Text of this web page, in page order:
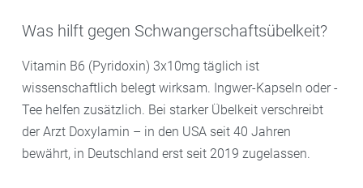
Was hilft gegen Schwangerschaftsübelkeit?
Vitamin B6 (Pyridoxin) 3x10mg täglich ist
wissenschaftlich belegt wirksam. Ingwer-Kapseln oder -
Tee helfen zusätzlich. Bei starker Übelkeit verschreibt
der Arzt Doxylamin – in den USA seit 40 Jahren
bewährt, in Deutschland erst seit 2019 zugelassen.